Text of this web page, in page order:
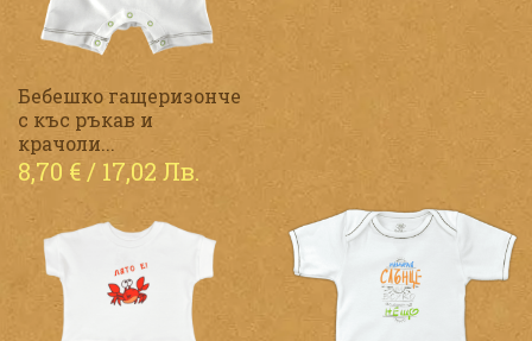
Бебешко гащеризонче
с къс ръкав и
крачоли...
8,70 € / 17,02 Лв.